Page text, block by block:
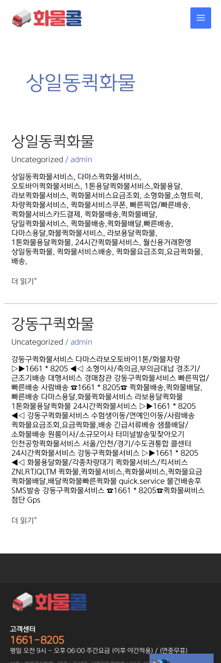
건너뛰기
상일동퀵화물
상일동퀵화물
Uncategorized /admin
상일동퀵화물서비스, 다마스퀵화물서비스,
오토바이퀵화물서비스, 1톤용달퀵화물서비스,화물용달,
라보퀵화물서비스, 퀵화물서비스요금조회, 소형화물,소형트럭,
차량퀵화물서비스, 퀵화물서비스쿠폰, 빠른픽업/빠른배송,
퀵화물서비스카드결제, 퀵화물배송,퀵화물배달,
당일퀵화물서비스, 퀵화물배송,퀵화물배달,빠른배송,
다마스용달,화물퀵화물서비스, 라보용달퀵화물,
1톤화물용달퀵화물, 24시간퀵화물서비스, 월신용거래환영
상일동퀵화물, 퀵화물서비스배송, 퀵화물요금조회,요금퀵화물,
배송,
상일동퀵화물
더 읽기"
강동구퀵화물
Uncategorized /admin
강동구퀵화물서비스 다마스라보오토바이1톤/화물차량
▷▶1661 * 8205 ◀◁ 소형이사/축의금,부의금대납 경조기/
근조기배송 대행서비스 경매참관 강동구퀵화물서비스 빠른픽업/
빠른배송 사람배송 ☎1661 * 8205☎ 퀵화물배송,퀵화물배달,
빠른배송 다마스용달,화물퀵화물서비스 라보용달퀵화물
1톤화물용달퀵화물 24시간퀵화물서비스 ▷▶1661 * 8205
◀◁ 강동구퀵화물서비스 수험생이동/연예인이동/사람배송
퀵화물요금조회,요금퀵화물,배송 긴급서류베송 샘플배달/
소화물배송 원룸이사/소규모이사 터미널발송및찾아오기
인천공항퀵화물서비스 서울/인천/경기/수도권통합 콜센터
24시간퀵화물서비스 강동구퀵화물서비스 ▷▶1661 * 8205
◀◁ 화물용달화물/각종차량대기 퀵화물서비스/킥서비스
ZNLRTJQLTM 퀵화물,퀵화물서비스,퀵화물써비스,퀵화물요금
퀵화물배달,배달퀵화물빠른퀵화물 quick.service 물건배송후
SMS발송 강동구퀵화물서비스 ☎1661 * 8205☎퀵화물써비스
첨단 Gps
강동구퀵화물
더 읽기"
고객센터
1661-8205
평일 오전 9시 - 오후 06:00 주간요금 (이후 야간적용) / (연중무휴)